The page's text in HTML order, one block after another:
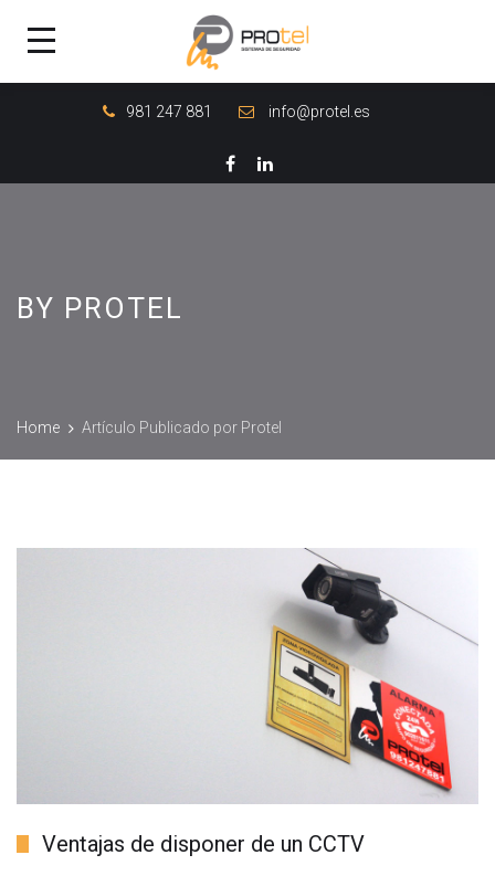
981 247 881 info@protel.es
BY PROTEL
Home Artículo Publicado por Protel
Ventajas de disponer de un CCTV